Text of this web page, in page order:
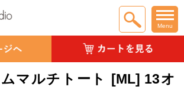
Menu
マルチトート [ML] 13オ